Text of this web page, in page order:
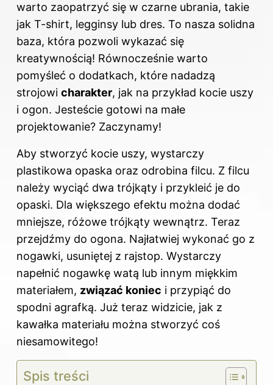
warto zaopatrzyć się w czarne ubrania, takie
jak T-shirt, legginsy lub dres. To nasza solidna
baza, która pozwoli wykazać się
kreatywnością! Równocześnie warto
pomyśleć o dodatkach, które nadadzą
strojowi charakter, jak na przykład kocie uszy
i ogon. Jesteście gotowi na małe
projektowanie? Zaczynamy!
Aby stworzyć kocie uszy, wystarczy
plastikowa opaska oraz odrobina filcu. Z filcu
należy wyciąć dwa trójkąty i przykleić je do
opaski. Dla większego efektu można dodać
mniejsze, różowe trójkąty wewnątrz. Teraz
przejdźmy do ogona. Najłatwiej wykonać go z
nogawki, usuniętej z rajstop. Wystarczy
napełnić nogawkę watą lub innym miękkim
materiałem, związać koniec i przypiąć do
spodni agrafką. Już teraz widzicie, jak z
kawałka materiału można stworzyć coś
niesamowitego!
Spis treści